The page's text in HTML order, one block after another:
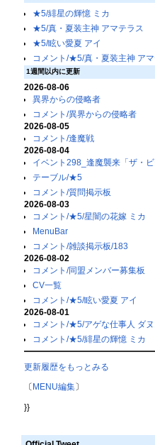
★5/緋星の輝憶 ミカ
★5/真・夏装主神 アマテラス
★5/眩い愛夏 アイ
コメント/★5/真・夏装主神 アマ
1週間以内に更新
2026-08-06
異界からの侵略者
コメント/異界からの侵略者
2026-08-05
コメント/逢魔戦
2026-08-04
イベント298_逢魔襲来「ザ・ビ
テーブル/★5
コメント/質問掲示板
2026-08-03
コメント/★5/星闇の花嫁 ミカ
MenuBar
コメント/雑談掲示板/183
2026-08-02
コメント/同盟メンバー募集板
CV一覧
コメント/★5/眩い愛夏 アイ
2026-08-01
コメント/★5/アゲな仕事人 ダヌ
コメント/★5/緋星の輝憶 ミカ
更新履歴をもっとみる
〔 MENU編集〕
}}